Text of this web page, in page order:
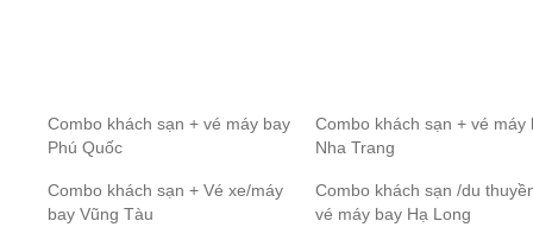
Combo khách sạn + vé máy bay
Phú Quốc
Combo khách sạn + vé máy
Nha Trang
Combo khách sạn + Vé xe/máy
bay Vũng Tàu
Combo khách sạn /du
vé máy bay Hạ Long